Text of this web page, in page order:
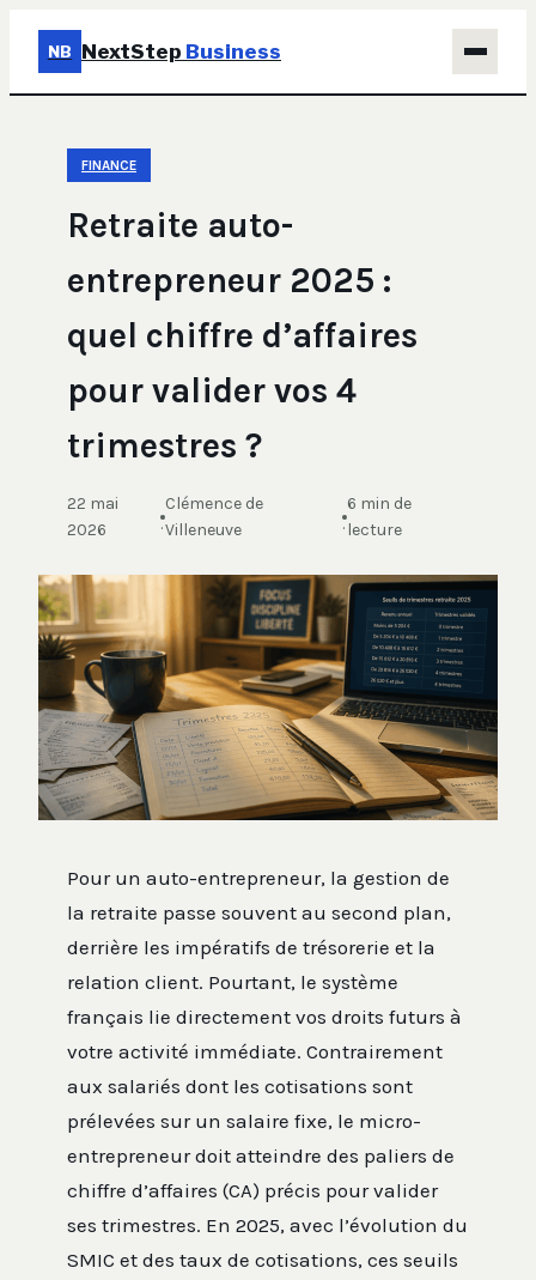
NB NextStep Business
FINANCE
Retraite auto-
entrepreneur 2025 :
quel chiffre d’affaires
pour valider vos 4
trimestres ?
22 mai
2026
·
Clémence de
Villeneuve
·
6 min de
lecture
Pour un auto-entrepreneur, la gestion de
la retraite passe souvent au second plan,
derrière les impératifs de trésorerie et la
relation client. Pourtant, le système
français lie directement vos droits futurs à
votre activité immédiate. Contrairement
aux salariés dont les cotisations sont
prélevées sur un salaire fixe, le micro-
entrepreneur doit atteindre des paliers de
chiffre d’affaires (CA) précis pour valider
ses trimestres. En 2025, avec l’évolution du
SMIC et des taux de cotisations, ces seuils